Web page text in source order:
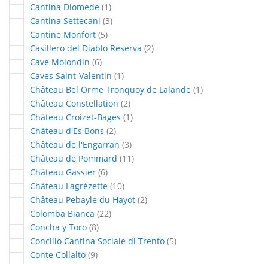
Cantina Diomede 1article
Cantina Settecani 3articles
Cantine Monfort 5articles
Casillero del Diablo Reserva 2articles
Cave Molondin 6articles
Caves Saint-Valentin 1article
Château Bel Orme Tronquoy de Lalande 1article
Château Constellation 2articles
Château Croizet-Bages 1article
Château d'Es Bons 2articles
Château de l'Engarran 3articles
Château de Pommard 11articles
Château Gassier 6articles
Château Lagrézette 10articles
Château Pebayle du Hayot 2articles
Colomba Bianca 22articles
Concha y Toro 8articles
Concilio Cantina Sociale di Trento 5articles
Conte Collalto 9articles